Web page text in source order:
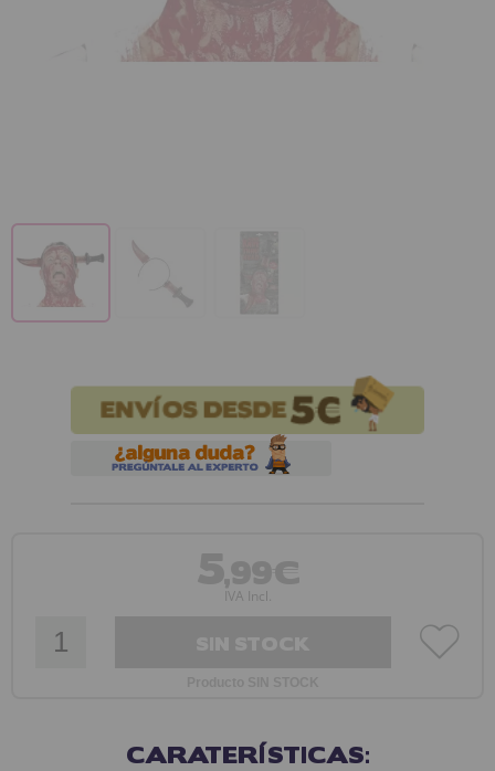
5,99€
IVA Incl.
CARATERÍSTICAS: